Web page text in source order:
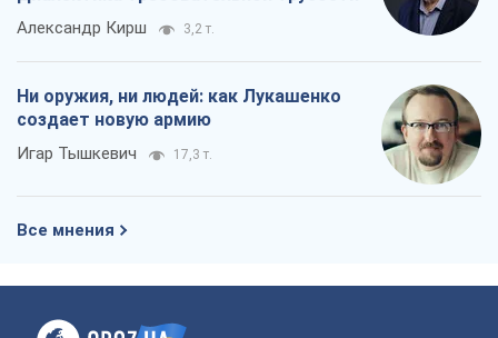
Александр Кирш 3,2 т.
Ни оружия, ни людей: как Лукашенко
создает новую армию
Игар Тышкевич 17,3 т.
Все мнения